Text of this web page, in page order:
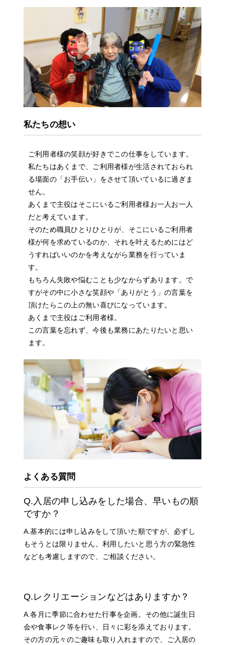
私たちの想い
ご利用者様の笑顔が好きでこの仕事をしています。
私たちはあくまで、ご利用者様が生活されておられ
る場面の「お手伝い」をさせて頂いているに過ぎま
せん。
あくまで主役はそこにいるご利用者様お一人お一人
だと考えています。
そのため職員ひとりひとりが、そこにいるご利用者
様が何を求めているのか、それを叶えるためにはど
うすればいいのかを考えながら業務を行っていま
す。
もちろん失敗や悩むことも少なからずあります。で
すがその中に小さな笑顔や「ありがとう」の言葉を
頂けたらこの上の無い喜びになっています。
あくまで主役はご利用者様。
この言葉を忘れず、今後も業務にあたりたいと思い
ます。
よくある質問
Q.入居の申し込みをした場合、早いもの順
ですか？
A.基本的には申し込みをして頂いた順ですが、必ずし
もそうとは限りません。利用したいと思う方の緊急性
なども考慮しますので、ご相談ください。
Q.レクリエーションなどはありますか？
A.各月に季節に合わせた行事を企画。その他に誕生日
会や食事レク等を行い、日々に彩を添えております。
その方の元々のご趣味も取り入れますので、ご入居の